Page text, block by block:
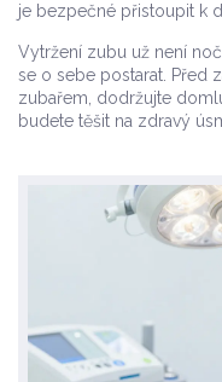
je bezpečné přistoupit k
Vytržení zubu už není
se o sebe postarat. Před
zubařem, dodržujte
budete těšit na zdravý